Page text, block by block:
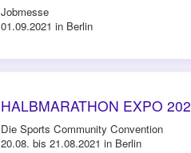
Jobmesse
01.09.2021 in Berlin
HALBMARATHON EXPO
Die Sports Community Convention
20.08. bis 21.08.2021 in Berlin